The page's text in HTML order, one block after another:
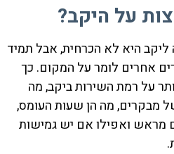
על היקב?
ליקב היא לא הכרחית, אבל תמיד
אחרים לומר על המקום. כך
על רמת השירות ביקב, מה
מבקרים, מה הן שעות העומס,
מראש ואפילו אם יש גמישות